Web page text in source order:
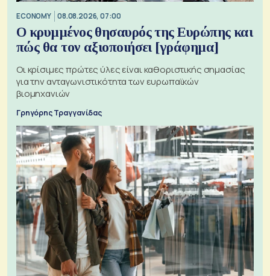
ECONOMY 08.08.2026, 07:00
Ο κρυμμένος θησαυρός της Ευρώπης και
πώς θα τον αξιοποιήσει [γράφημα]
Οι κρίσιμες πρώτες ύλες είναι καθοριστικής σημασίας
για την ανταγωνιστικότητα των ευρωπαϊκών
βιομηχανιών
Γρηγόρης Τραγγανίδας